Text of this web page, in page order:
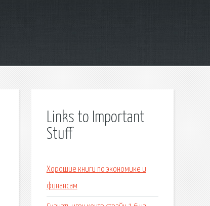
Links to Important
Stuff
Хорошие книги по экономике и
финансам